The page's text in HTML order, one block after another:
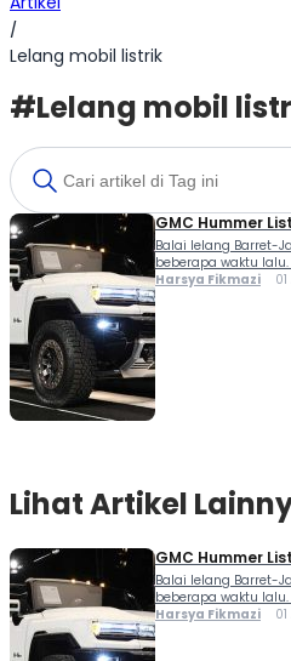
/
Lelang mobil listrik
#Lelang mobil
GMC Hummer
Balai lelang Barret-
beberapa waktu
Harsya Fikmazi 01
Lihat Artikel
GMC Hummer
Balai lelang Barret-
beberapa waktu
Harsya Fikmazi 01